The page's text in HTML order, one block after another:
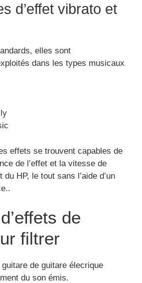
d’effet vibrato et
elles sont
dans les types musicaux
effets se trouvent capables de
de l’effet et la vitesse de
HP, le tout sans l’aide d’un
de
filtrer
de guitare élecrique
du son émis.